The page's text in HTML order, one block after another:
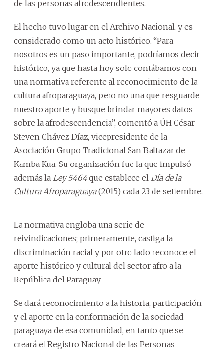
de las personas afrodescendientes.
El hecho tuvo lugar en el Archivo Nacional, y es
considerado como un acto histórico. “Para
nosotros es un paso importante, podríamos decir
histórico, ya que hasta hoy solo contábamos con
una normativa referente al reconocimiento de la
cultura afroparaguaya, pero no una que resguarde
nuestro aporte y busque brindar mayores datos
sobre la afrodescendencia”, comentó a ÚH César
Steven Chávez Díaz, vicepresidente de la
Asociación Grupo Tradicional San Baltazar de
Kamba Kua. Su organización fue la que impulsó
además la Ley 5464 que establece el Día de la
Cultura Afroparaguaya(2015) cada 23 de setiembre.
La normativa engloba una serie de
reivindicaciones; primeramente, castiga la
discriminación racial y por otro lado reconoce el
aporte histórico y cultural del sector afro a la
República del Paraguay.
Se dará reconocimiento a la historia, participación
y el aporte en la conformación de la sociedad
paraguaya de esa comunidad, en tanto que se
creará el Registro Nacional de las Personas